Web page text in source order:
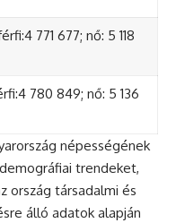
771 677; nő: 5 118
780 849; nő: 5 136
népességének
trendeket,
ország társadalmi és
álló adatok alapján